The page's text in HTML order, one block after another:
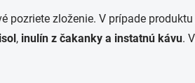
pozriete zloženie. V prípade produktu
, inulín z čakanky a instatnú kávu.